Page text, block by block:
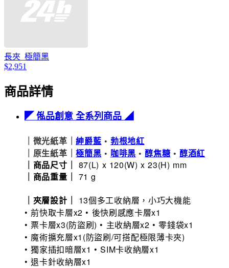
長夾_極簡黑
$2,951
商品詳情
◤ 俬品創意 全系列商品 ◢
｜微光紙革 ｜紳爵藍 • 勃根地紅
｜原生紙革｜極簡黑 • 咖啡黑 •醇焦糖 •醇酒紅
｜商品尺寸｜ 87(L) x 120(W) x 23(H) mm
｜商品重量｜ 71 g
｜夾層設計｜
13個多工收納層，小巧大機能
• 前快取卡層x2 • 後快刷感應卡層x1
• 票卡層x3(防盜刷) • 主收納層x2 • 零錢袋x1
• 魔術擴充層x1(防盜刷/可搭配極限薄卡夾)
• 獨家插扣暗層x1 • SIM卡收納層x1
• 退卡針收納層x1